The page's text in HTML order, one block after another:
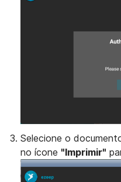
Selecione o
no ícone "Imprimir"